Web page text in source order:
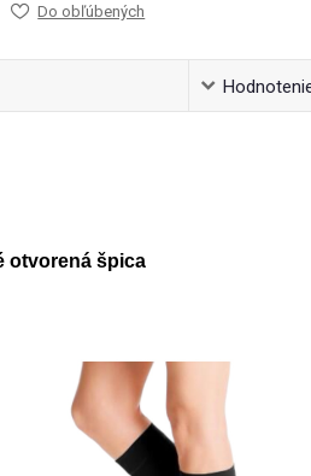
Do obľúbených
otvorená špica